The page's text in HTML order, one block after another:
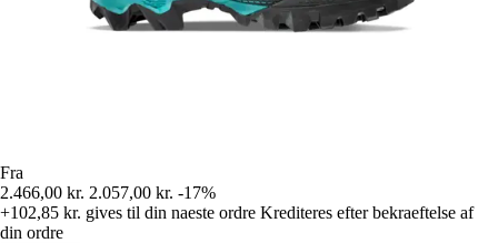
Fra
2.466,00 kr. 2.057,00 kr. -17%
+102,85 kr. gives til din naeste ordre Krediteres efter bekraeftelse af
din ordre